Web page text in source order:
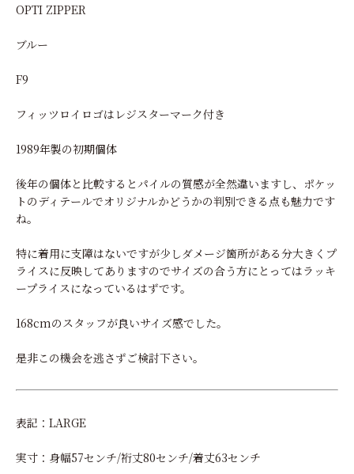
OPTI ZIPPER
ブルー
F9
フィッツロイロゴはレジスターマーク付き
1989年製の初期個体
後年の個体と比較するとパイルの質感が全然違いますし、ポケッ
トのディテールでオリジナルかどうかの判別できる点も魅力です
ね。
特に着用に支障はないですが少しダメージ箇所がある分大きくプ
ライスに反映してありますのでサイズの合う方にとってはラッキ
ープライスになっているはずです。
168cmのスタッフが良いサイズ感でした。
是非この機会を逃さずご検討下さい。
表記：LARGE
実寸：身幅57センチ/裄丈80センチ/着丈63センチ